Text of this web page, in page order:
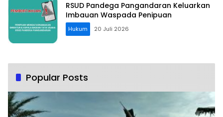
RSUD Pandega Pangandaran Keluarkan
Imbauan Waspada Penipuan
Hukum 20 Juli 2026
Popular Posts